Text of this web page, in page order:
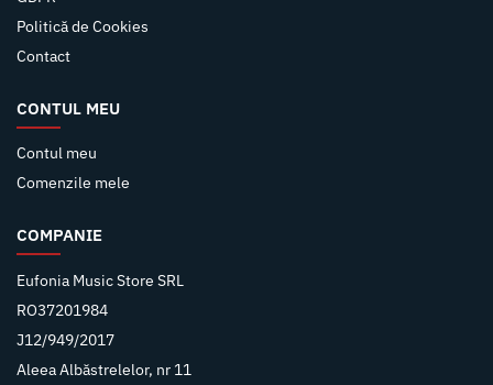
Politică de Cookies
Contact
CONTUL MEU
Contul meu
Comenzile mele
COMPANIE
Eufonia Music Store SRL
RO37201984
J12/949/2017
Aleea Albăstrelelor, nr 11